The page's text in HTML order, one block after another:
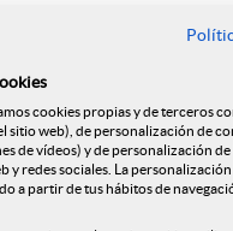
finanzas sostenibles,
de factores
la rentabilidad puede ser
la gente percibe que,
hay otros factores
cookies propias y de terceros
sitio web), de personalización de
de vídeos) y de personalización
y redes sociales. La
a partir de tus hábitos de